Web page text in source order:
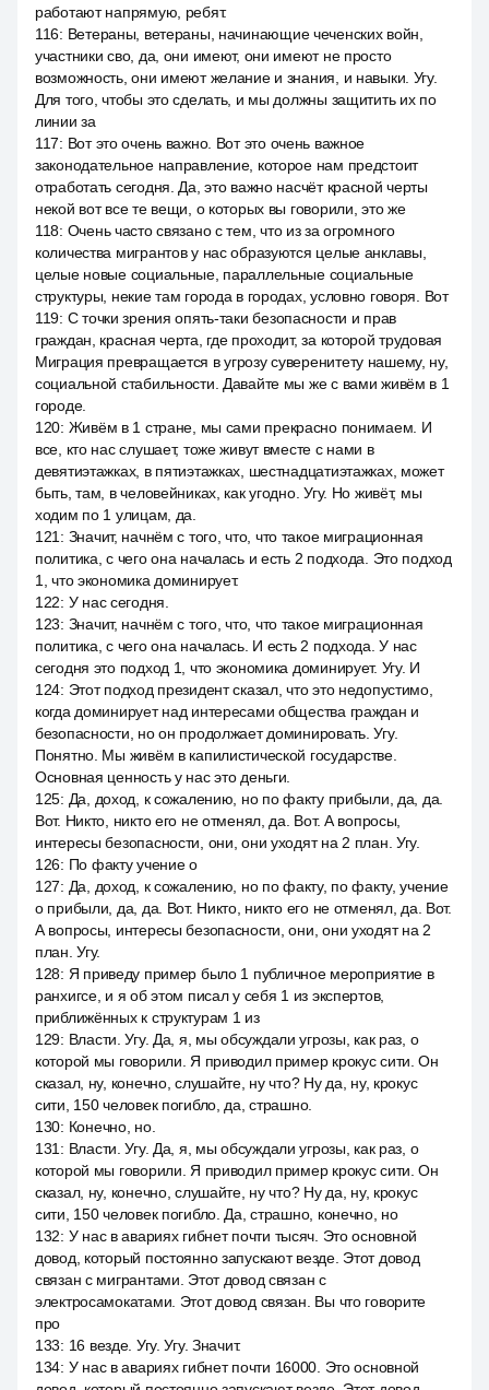
работают напрямую, ребят.
116: Ветераны, ветераны, начинающие чеченских войн,
участники сво, да, они имеют, они имеют не просто
возможность, они имеют желание и знания, и навыки. Угу.
Для того, чтобы это сделать, и мы должны защитить их по
линии за
117: Вот это очень важно. Вот это очень важное
законодательное направление, которое нам предстоит
отработать сегодня. Да, это важно насчёт красной черты
некой вот все те вещи, о которых вы говорили, это же
118: Очень часто связано с тем, что из за огромного
количества мигрантов у нас образуются целые анклавы,
целые новые социальные, параллельные социальные
структуры, некие там города в городах, условно говоря. Вот
119: С точки зрения опять-таки безопасности и прав
граждан, красная черта, где проходит, за которой трудовая
Миграция превращается в угрозу суверенитету нашему, ну,
социальной стабильности. Давайте мы же с вами живём в 1
городе.
120: Живём в 1 стране, мы сами прекрасно понимаем. И
все, кто нас слушает, тоже живут вместе с нами в
девятиэтажках, в пятиэтажках, шестнадцатиэтажках, может
быть, там, в человейниках, как угодно. Угу. Но живёт, мы
ходим по 1 улицам, да.
121 : Значит, начнём с того, что, что такое миграционная
политика, с чего она началась и есть 2 подхода. Это подход
1, что экономика доминирует.
122: У нас сегодня.
123: Значит, начнём с того, что, что такое миграционная
политика, с чего она началась. И есть 2 подхода. У нас
сегодня это подход 1, что экономика доминирует. Угу. И
124: Этот подход президент сказал, что это недопустимо,
когда доминирует над интересами общества граждан и
безопасности, но он продолжает доминировать. Угу.
Понятно. Мы живём в капилистической государстве.
Основная ценность у нас это деньги.
125: Да, доход, к сожалению, но по факту прибыли, да, да.
Вот. Никто, никто его не отменял, да. Вот. А вопросы,
интересы безопасности, они, они уходят на 2 план. Угу.
126: По факту учение о
127: Да, доход, к сожалению, но по факту, по факту, учение
о прибыли, да, да. Вот. Никто, никто его не отменял, да. Вот.
А вопросы, интересы безопасности, они, они уходят на 2
план. Угу.
128: Я приведу пример было 1 публичное мероприятие в
ранхигсе, и я об этом писал у себя 1 из экспертов,
приближённых к структурам 1 из
129: Власти. Угу. Да, я, мы обсуждали угрозы, как раз, о
которой мы говорили. Я приводил пример крокус сити. Он
сказал, ну, конечно, слушайте, ну что? Ну да, ну, крокус
сити, 150 человек погибло, да, страшно.
130: Конечно, но.
131 : Власти. Угу. Да, я, мы обсуждали угрозы, как раз, о
которой мы говорили. Я приводил пример крокус сити. Он
сказал, ну, конечно, слушайте, ну что? Ну да, ну, крокус
сити, 150 человек погибло. Да, страшно, конечно, но
132: У нас в авариях гибнет почти тысяч. Это основной
довод, который постоянно запускают везде. Этот довод
связан с мигрантами. Этот довод связан с
электросамокатами. Этот довод связан. Вы что говорите
про
133: 16 везде. Угу. Угу. Значит.
134: У нас в авариях гибнет почти 16000. Это основной